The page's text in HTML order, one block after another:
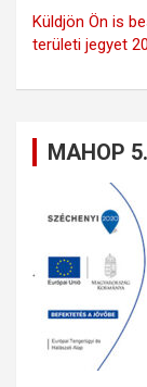
Küldjön Ön is
területi jegyet
MAHOP